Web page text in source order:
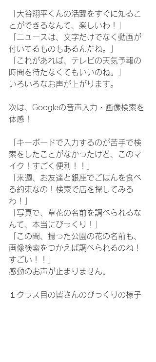
「大谷翔平くんの活躍をすぐに知るこ
とができるなんて、楽しいわ！」
「ニュースは、文字だけでなく動画が
付いてるものもあるんだね。」
「これがあれば、テレビの天気予報の
時間を待たなくてもいいのね。」
いろいろなお声が上がります。
次は、Googleの音声入力・画像検索を
体感！
「キーボードで入力するのが苦手で検
索をしたことがなかったけど、このマ
イク！すごく便利！！」
「来週、お友達と銀座でごはんを食べ
る約束なの！検索で店を探してみる
わ！」
「写真で、草花の名前を調べられるな
んて、本当にびっくり！」
「この間、撮った公園の花の名前も、
画像検索をつかえば調べられるのね！
すごい！！」
感動のお声が止まりません。
１クラス目の皆さんのびっくりの様子